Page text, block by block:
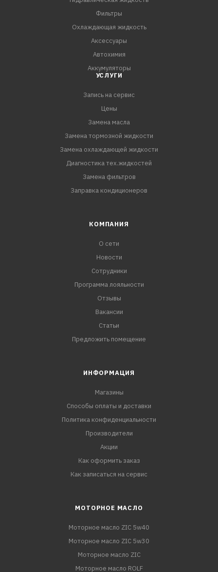
охлаждающими жидкостями сомнительного качества.
Фильтры
Охлаждающая жидкость
Аксессуары
Автохимия
Аккумуляторы
УСЛУГИ
Запись на сервис
Цены
Замена масла
Замена тормозной жидкости
Замена охлаждающей жидкости
Диагностика тех.жидкостей
Замена фильтров
Заправка кондиционеров
КОМПАНИЯ
О сети
Новости
Сотрудники
Программа лояльности
Отзывы
Вакансии
Статьи
Предложить помещение
ИНФОРМАЦИЯ
Магазины
Способы оплаты и доставки
Политика конфиденциальности
Производители
Акции
Как оформить заказ
Как записаться на сервис
МОТОРНОЕ МАСЛО
Моторное масло ZIC 5w40
Моторное масло ZIC 5w30
Моторное масло ZIC
Моторное масло ROLF